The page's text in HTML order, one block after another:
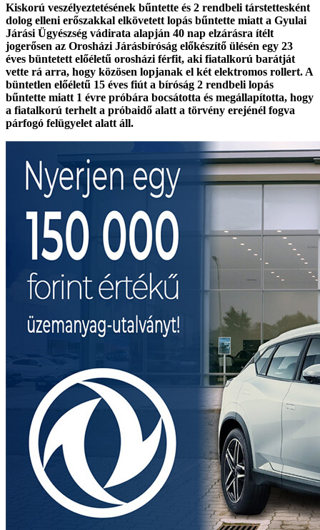
Kiskorú veszélyeztetésének bűntette és 2 rendbeli társtettesként
dolog elleni erőszakkal elkövetett lopás bűntette miatt a Gyulai
Járási Ügyészség vádirata alapján 40 nap elzárásra ítélt
jogerősen az Orosházi Járásbíróság előkészítő ülésén egy 23
éves büntetett előéletű orosházi férfit, aki fiatalkorú barátját
vette rá arra, hogy közösen lopjanak el két elektromos rollert. A
büntetlen előéletű 15 éves fiút a bíróság 2 rendbeli lopás
bűntette miatt 1 évre próbára bocsátotta és megállapította, hogy
a fiatalkorú terhelt a próbaidő alatt a törvény erejénél fogva
párfogó felügyelet alatt áll.